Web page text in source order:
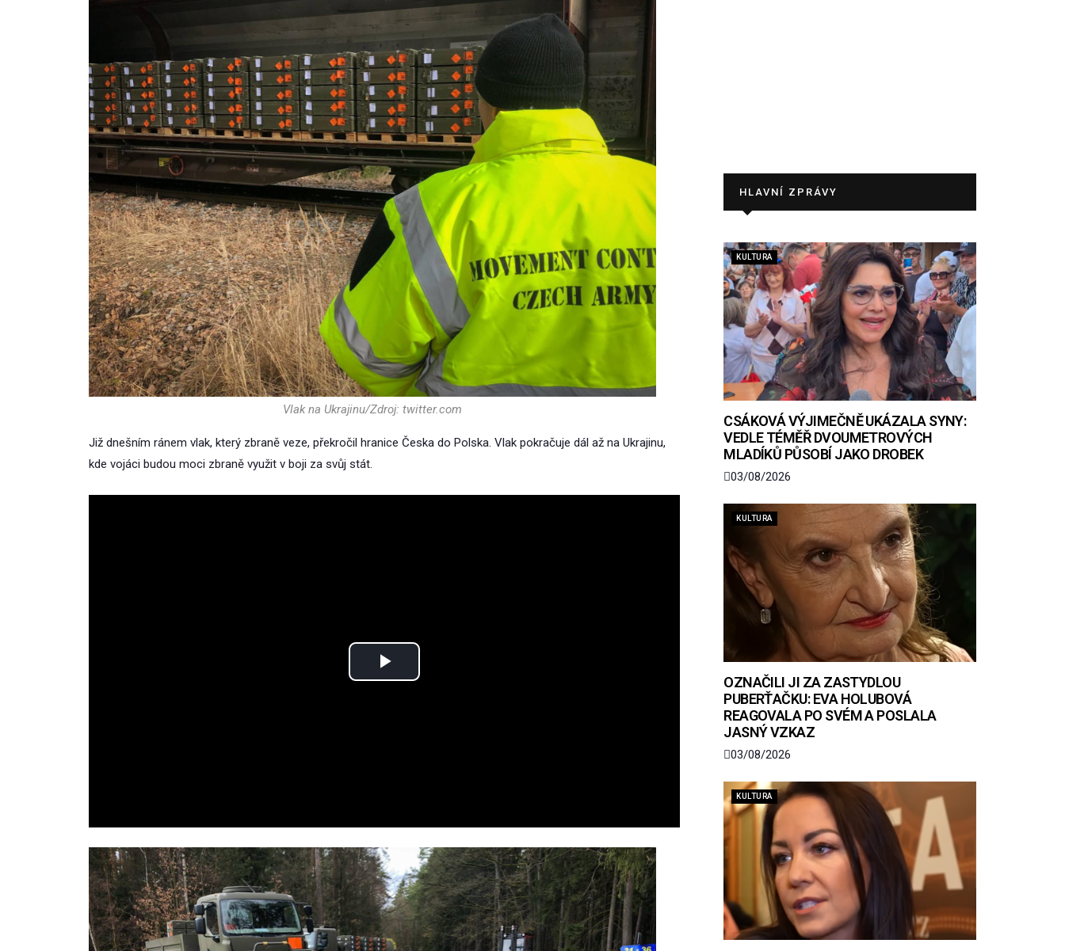
Vlak na Ukrajinu/Zdroj: twitter.com
Již dnešním ránem vlak, který zbraně veze, překročil hranice Česka do Polska. Vlak pokračuje dál až na Ukrajinu,
kde vojáci budou moci zbraně využit v boji za svůj stát.
Play
HLAVNÍ ZPRÁVY
KULTURA
CSÁKOVÁ VÝJIMEČNĚ UKÁZALA SYNY:
VEDLE TÉMĚŘ DVOUMETROVÝCH
MLADÍKŮ PŮSOBÍ JAKO DROBEK
03/08/2026
KULTURA
OZNAČILI JI ZA ZASTYDLOU
PUBERŤAČKU: EVA HOLUBOVÁ
REAGOVALA PO SVÉM A POSLALA
JASNÝ VZKAZ
03/08/2026
KULTURA